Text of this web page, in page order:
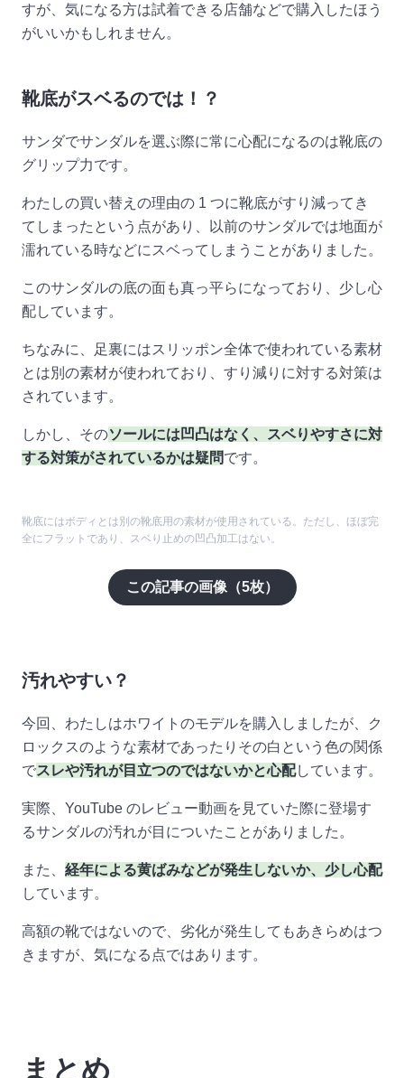
すが、気になる方は試着できる店舗などで購入したほう
がいいかもしれません。
靴底がスベるのでは！？
サンダでサンダルを選ぶ際に常に心配になるのは靴底の
グリップ力です。
わたしの買い替えの理由の 1 つに靴底がすり減ってき
てしまったという点があり、以前のサンダルでは地面が
濡れている時などにスベってしまうことがありました。
このサンダルの底の面も真っ平らになっており、少し心
配しています。
ちなみに、足裏にはスリッポン全体で使われている素材
とは別の素材が使われており、すり減りに対する対策は
されています。
しかし、そのソールには凹凸はなく、スベりやすさに対
する対策がされているかは疑問です。
靴底にはボディとは別の靴底用の素材が使用されている。ただし、ほぼ完
全にフラットであり、スベり止めの凹凸加工はない。
この記事の画像（5枚）
汚れやすい？
今回、わたしはホワイトのモデルを購入しましたが、ク
ロックスのような素材であったりその白という色の関係
でスレや汚れが目立つのではないかと心配しています。
実際、YouTube のレビュー動画を見ていた際に登場す
るサンダルの汚れが目についたことがありました。
また、 経年による黄ばみなどが発生しないか、少し心配
しています。
高額の靴ではないので、劣化が発生してもあきらめはつ
きますが、気になる点ではあります。
まとめ